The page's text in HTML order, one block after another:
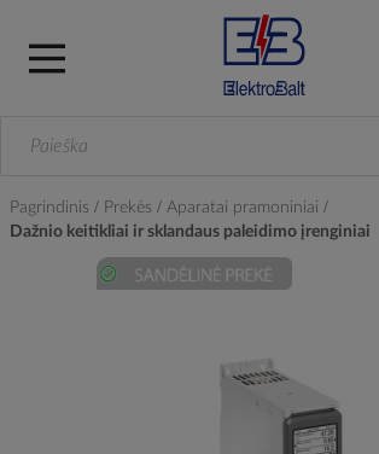
Pagrindinis Prekės
Aparatai pramoniniai
Dažnio keitikliai ir sklandaus paleidimo įrenginiai